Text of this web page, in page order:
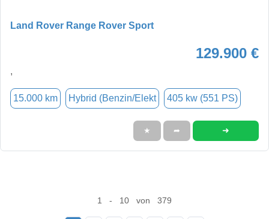
Land Rover Range Rover Sport
129.900 €
,
15.000 km Hybrid (Benzin/Elekt 405 kw (551 PS)
★ ➦ ➜
1 - 10 von 379